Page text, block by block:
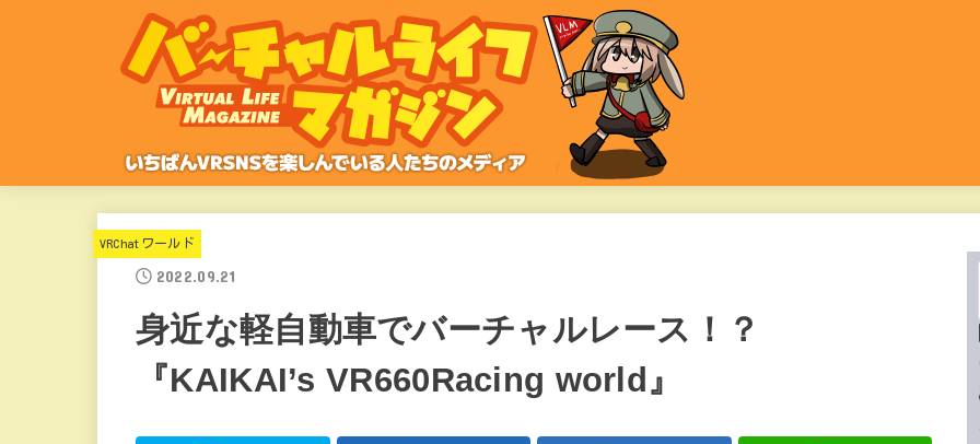
VRChatワールド
2022.09.21
身近な軽自動車でバーチャルレース！？
『KAIKAI’s VR660Racing world』